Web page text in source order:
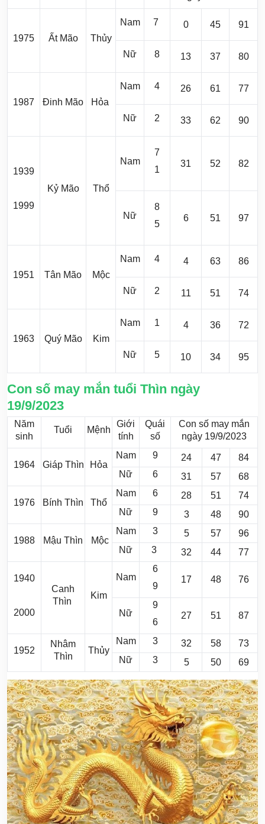
1975 Ất Mão Thủy
Nam 7 0 45 91
Nữ 8 13 37 80
1987 Đinh Mão Hỏa
Nam 4 26 61 77
Nữ 2 33 62 90
1939
1999
Kỷ Mão Thổ
Nam
7
1
31 52 82
Nữ
8
5
6 51 97
1951 Tân Mão Mộc
Nam 4 4 63 86
Nữ 2 11 51 74
1963 Quý Mão Kim
Nam 1 4 36 72
Nữ 5 10 34 95
Con số may mắn tuổi Thìn ngày
19/9/2023
Năm
sinh
Tuổi Mệnh
Giới
tính
Quái
số
Con số may mắn
ngày 19/9/2023
1964 Giáp Thìn Hỏa
Nam 9 24 47
84
Nữ
6 31 57 68
1976 Bính Thìn Thổ
Nam 6 28 51
74
Nữ
9 3 48 90
1988 Mậu Thìn Mộc
Nam 3 5 57
96
Nữ
3 32 44 77
1940
2000
Canh
Thìn
Kim
Nam
6
9
17 48 76
Nữ
9
6
27 51 87
1952
Nhâm
Thìn
Thủy
Nam 3 32 58
73
Nữ
3 5 50 69